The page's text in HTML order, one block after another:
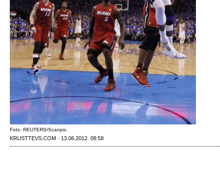
Foto: REUTERS/Scanpix.
KRUSTTEVS.COM · 13.06.2012. 08:58